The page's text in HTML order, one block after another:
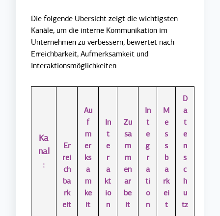
Die folgende Übersicht zeigt die wichtigsten
Kanäle, um die interne Kommunikation im
Unternehmen zu verbessern, bewertet nach
Erreichbarkeit, Aufmerksamkeit und
Interaktionsmöglichkeiten.
Ka
nal
:
Er
rei
ch
ba
rk
eit
Au
f
m
er
ks
a
m
ke
it
In
t
e
r
a
kt
io
n
Zu
sa
m
m
en
ar
be
it
In
t
e
g
r
a
ti
o
n
M
e
s
s
b
a
rk
ei
t
D
a
t
e
n
s
c
h
u
tz